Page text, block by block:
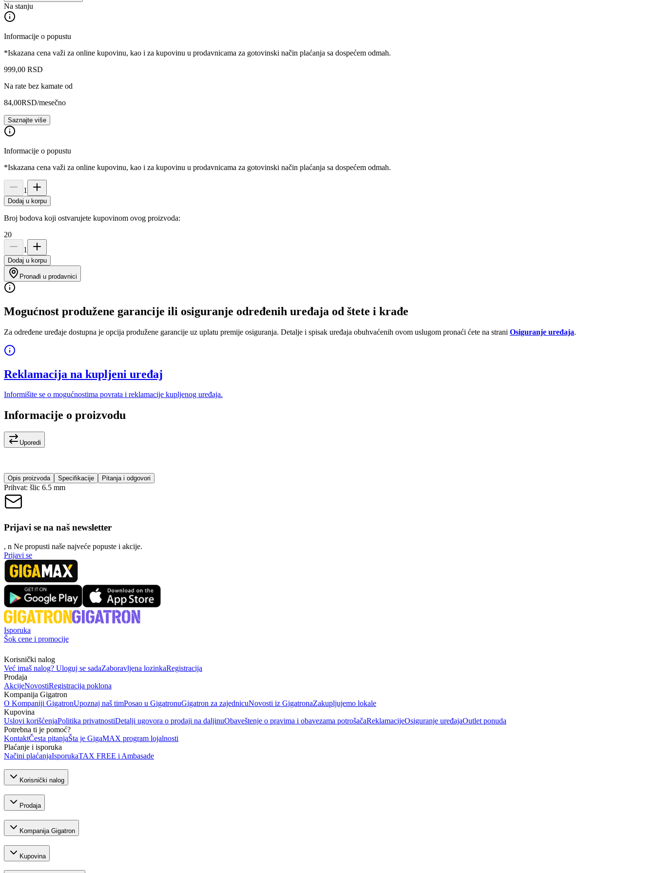
Na stanju
Informacije o popustu
*Iskazana cena važi za online kupovinu, kao i za kupovinu u prodavnicama za gotovinski način plaćanja sa dospećem odmah.
999,00 RSD
Na rate bez kamate od
84,00RSD/mesečno
Saznajte više
Informacije o popustu
*Iskazana cena važi za online kupovinu, kao i za kupovinu u prodavnicama za gotovinski način plaćanja sa dospećem odmah.
1
Dodaj u korpu
Broj bodova koji ostvarujete kupovinom ovog proizvoda:
20
1
Dodaj u korpu
Pronađi u prodavnici
Mogućnost produžene garancije ili osiguranje određenih uređaja od štete i krađe
Za određene uređaje dostupna je opcija produžene garancije uz uplatu premije osiguranja. Detalje i spisak uređaja obuhvaćenih ovom uslugom pronaći ćete na strani Osiguranje uređaja.
Reklamacija na kupljeni uređaj
Informišite se o mogućnostima povrata i reklamacije kupljenog uređaja.
Informacije o proizvodu
Uporedi
Opis proizvoda Specifikacije Pitanja i odgovori
Prihvat: šlic 6.5 mm
Prijavi se na naš newsletter
, n Ne propusti naše najveće popuste i akcije.
Prijavi se
Isporuka
Šok cene i promocije
Korisnički nalog
Već imaš nalog? Uloguj se sadaZaboravljena lozinkaRegistracija
Prodaja
AkcijeNovostiRegistracija poklona
Kompanija Gigatron
O Kompaniji GigatronUpoznaj naš timPosao u GigatronuGigatron za zajednicuNovosti iz GigatronaZakupljujemo lokale
Kupovina
Uslovi korišćenjaPolitika privatnostiDetalji ugovora o prodaji na daljinuObaveštenje o pravima i obavezama potrošačaReklamacijeOsiguranje uređajaOutlet ponuda
Potrebna ti je pomoć?
KontaktČesta pitanjaŠta je GigaMAX program lojalnosti
Plaćanje i isporuka
Načini plaćanjaIsporukaTAX FREE i Ambasade
Korisnički nalog
Prodaja
Kompanija Gigatron
Kupovina